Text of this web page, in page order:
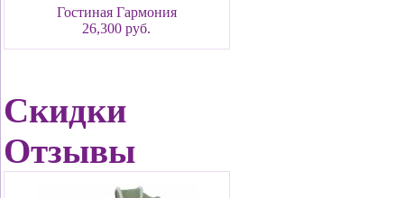
Гостиная Гармония
26,300 руб.
Скидки
Отзывы